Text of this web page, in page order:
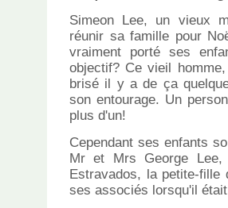
Simeon Lee, un vieux
réunir sa famille pour
vraiment porté ses
objectif? Ce vieil
brisé il y a de ça
son entourage. Un
plus d'un!
Cependant ses enfants
Mr et Mrs George
Estravados, la petite-fille
ses associés lorsqu'il